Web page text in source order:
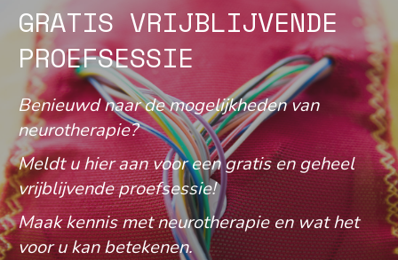
GRATIS VRIJBLIJVENDE
PROEFSESSIE
Benieuwd naar de mogelijkheden van
neurotherapie?
Meldt u hier aan voor een gratis en geheel
vrijblijvende proefsessie!
Maak kennis met neurotherapie en wat het
voor u kan betekenen.